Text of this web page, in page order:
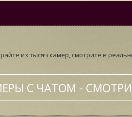
из тысяч камер, смотрите в
С ЧАТОМ -